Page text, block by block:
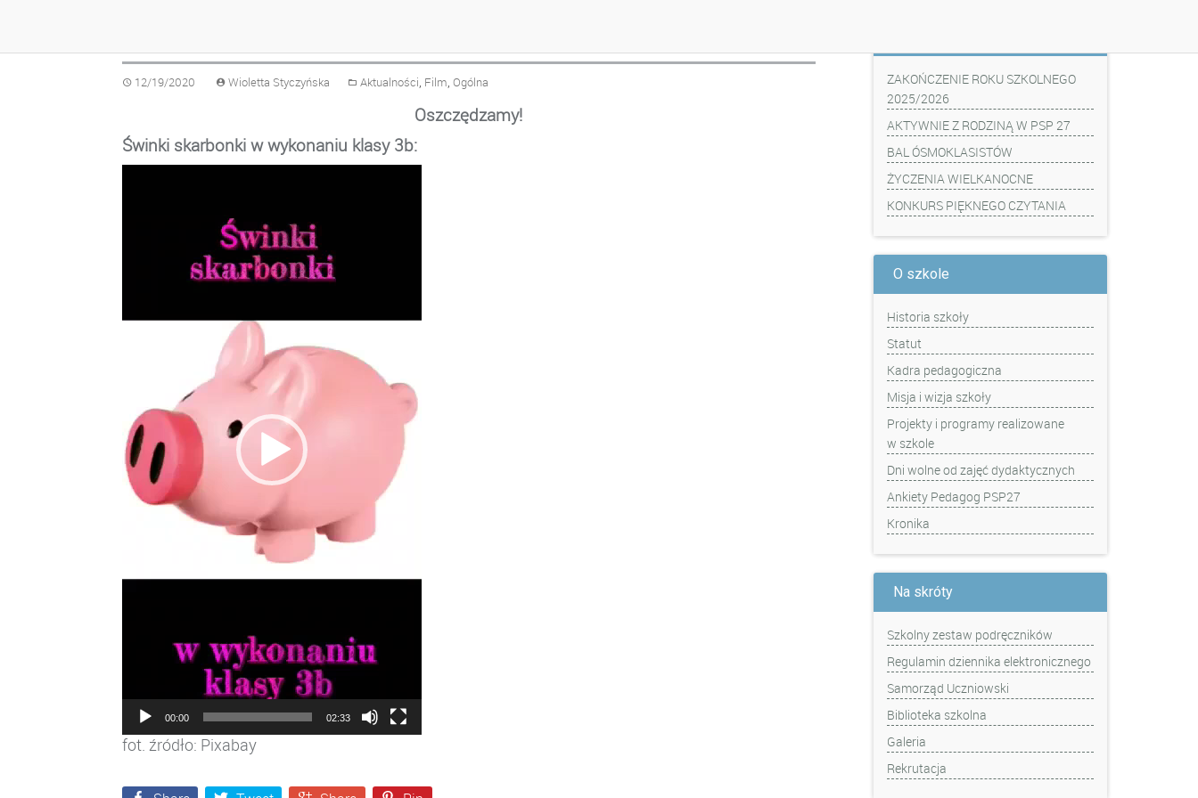
12/19/2020 Wioletta Styczyńska Aktualności, Film, Ogólna
Oszczędzamy!
Świnki skarbonki w wykonaniu klasy 3b:
00:00 02:33
fot. źródło: Pixabay
ZAKOŃCZENIE ROKU SZKOLNEGO
2025/2026
AKTYWNIE Z RODZINĄ W PSP 27
BAL ÓSMOKLASISTÓW
ŻYCZENIA WIELKANOCNE
KONKURS PIĘKNEGO CZYTANIA
O szkole
Historia szkoły
Statut
Kadra pedagogiczna
Misja i wizja szkoły
Projekty i programy realizowane
w szkole
Dni wolne od zajęć dydaktycznych
Ankiety Pedagog PSP27
Kronika
Na skróty
Szkolny zestaw podręczników
Regulamin dziennika elektronicznego
Samorząd Uczniowski
Biblioteka szkolna
Galeria
Rekrutacja